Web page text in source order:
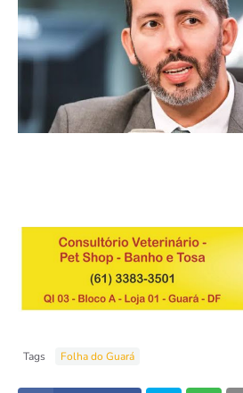
Tags Folha do Guará